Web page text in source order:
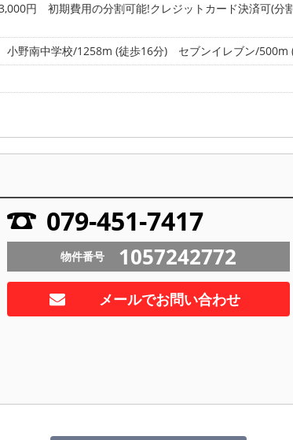
円
初期費用の分割可能!クレジットカード決済可(分
小野南中学校/1258m (徒歩16分)
セブンイレブン/500m
079-451-7417
物件番号 1057242772
メールでお問い合わせ